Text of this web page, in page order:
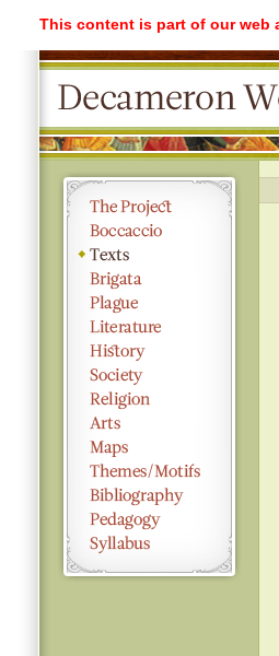
This content is part of our web